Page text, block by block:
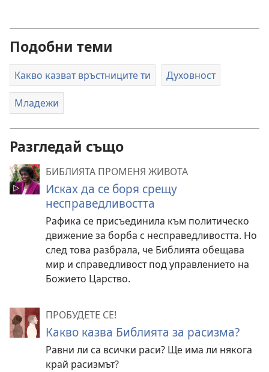
Подобни теми
Какво казват връстниците ти Духовност
Младежи
Разгледай също
БИБЛИЯТА ПРОМЕНЯ ЖИВОТА
Исках да се боря срещу
несправедливостта
Рафика се присъединила към политическо
движение за борба с несправедливостта. Но
след това разбрала, че Библията обещава
мир и справедливост под управлението на
Божието Царство.
ПРОБУДЕТЕ СЕ!
Какво казва Библията за расизма?
Равни ли са всички раси? Ще има ли някога
край расизмът?